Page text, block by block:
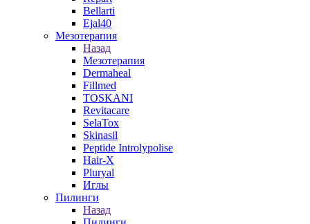
Bellarti
Ejal40
Мезотерапия
Назад
Мезотерапия
Dermaheal
Fillmed
TOSKANI
Revitacare
SelaTox
Skinasil
Peptide Introlypolise
Hair-X
Pluryal
Иглы
Пилинги
Назад